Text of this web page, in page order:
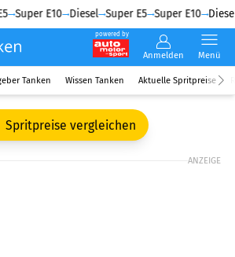
Super E10 Diesel Super E5 Super E10 Diesel
powered by
Anmelden Menü
Tanken Wissen Tanken Aktuelle Spritpreise
Spritpreise vergleichen
ANZEIGE